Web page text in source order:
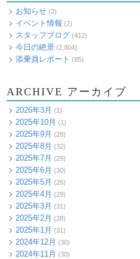
お知らせ (2)
イベント情報 (2)
スタッフブログ (412)
今日の絶景 (2,804)
添乗員レポート (85)
ARCHIVE アーカイブ
2026年3月 (1)
2025年10月 (1)
2025年9月 (28)
2025年8月 (32)
2025年7月 (29)
2025年6月 (30)
2025年5月 (26)
2025年4月 (29)
2025年3月 (31)
2025年2月 (28)
2025年1月 (31)
2024年12月 (30)
2024年11月 (30)